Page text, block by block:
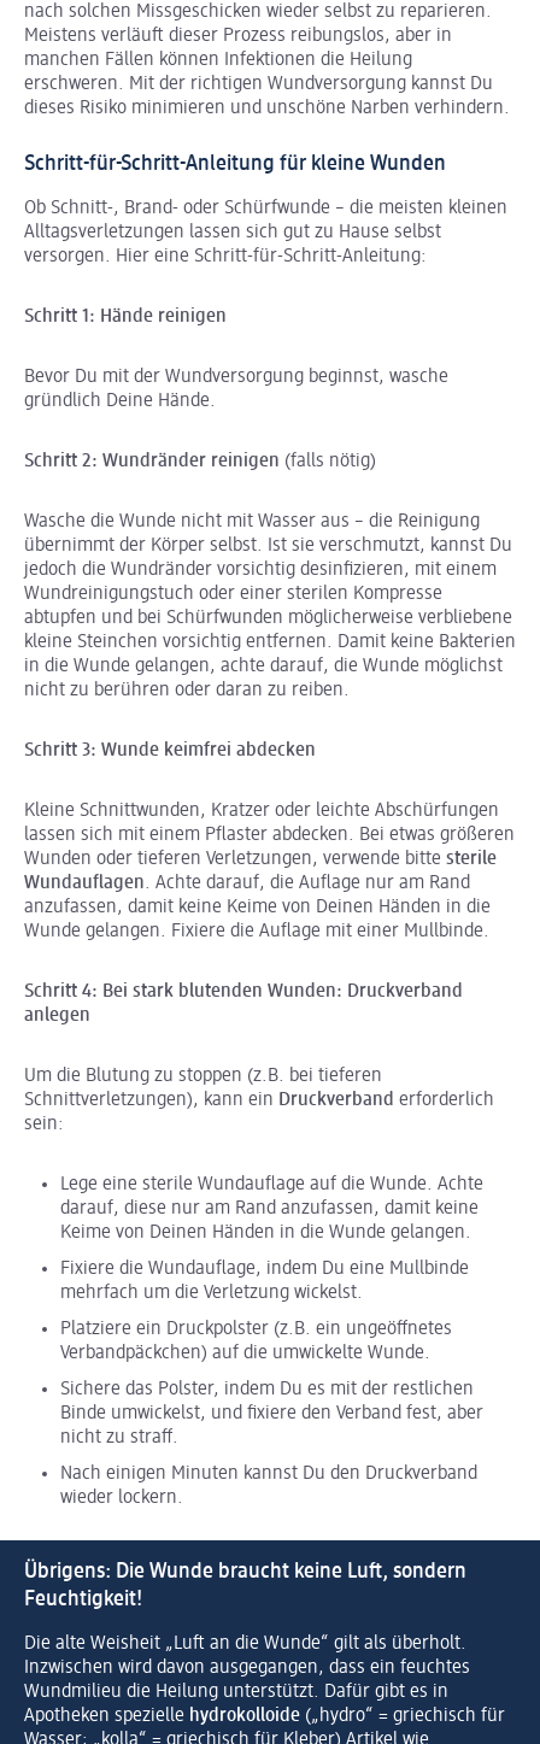
nach solchen Missgeschicken wieder selbst zu reparieren.
Meistens verläuft dieser Prozess reibungslos, aber in
manchen Fällen können Infektionen die Heilung
erschweren. Mit der richtigen Wundversorgung kannst Du
dieses Risiko minimieren und unschöne Narben verhindern.
Schritt-für-Schritt-Anleitung für kleine Wunden
Ob Schnitt-, Brand- oder Schürfwunde – die meisten kleinen
Alltagsverletzungen lassen sich gut zu Hause selbst
versorgen. Hier eine Schritt-für-Schritt-Anleitung:
Schritt 1: Hände reinigen
Bevor Du mit der Wundversorgung beginnst, wasche
gründlich Deine Hände.
Schritt 2: Wundränder reinigen (falls nötig)
Wasche die Wunde nicht mit Wasser aus – die Reinigung
übernimmt der Körper selbst. Ist sie verschmutzt, kannst Du
jedoch die Wundränder vorsichtig desinfizieren, mit einem
Wundreinigungstuch oder einer sterilen Kompresse
abtupfen und bei Schürfwunden möglicherweise verbliebene
kleine Steinchen vorsichtig entfernen. Damit keine Bakterien
in die Wunde gelangen, achte darauf, die Wunde möglichst
nicht zu berühren oder daran zu reiben.
Schritt 3: Wunde keimfrei abdecken
Kleine Schnittwunden, Kratzer oder leichte Abschürfungen
lassen sich mit einem Pflaster abdecken. Bei etwas größeren
Wunden oder tieferen Verletzungen, verwende bitte sterile
Wundauflagen. Achte darauf, die Auflage nur am Rand
anzufassen, damit keine Keime von Deinen Händen in die
Wunde gelangen. Fixiere die Auflage mit einer Mullbinde.
Schritt 4: Bei stark blutenden Wunden: Druckverband
anlegen
Um die Blutung zu stoppen (z.B. bei tieferen
Schnittverletzungen), kann ein Druckverband erforderlich
sein:
Lege eine sterile Wundauflage auf die Wunde. Achte
darauf, diese nur am Rand anzufassen, damit keine
Keime von Deinen Händen in die Wunde gelangen.
Fixiere die Wundauflage, indem Du eine Mullbinde
mehrfach um die Verletzung wickelst.
Platziere ein Druckpolster (z.B. ein ungeöffnetes
Verbandpäckchen) auf die umwickelte Wunde.
Sichere das Polster, indem Du es mit der restlichen
Binde umwickelst, und fixiere den Verband fest, aber
nicht zu straff.
Nach einigen Minuten kannst Du den Druckverband
wieder lockern.
Übrigens: Die Wunde braucht keine Luft, sondern
Feuchtigkeit!
Die alte Weisheit „Luft an die Wunde“ gilt als überholt.
Inzwischen wird davon ausgegangen, dass ein feuchtes
Wundmilieu die Heilung unterstützt. Dafür gibt es in
Apotheken spezielle hydrokolloide („hydro“ = griechisch für